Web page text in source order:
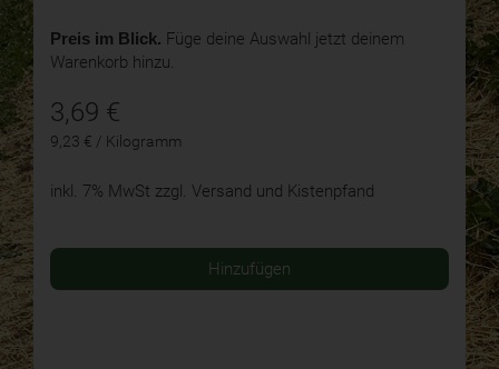
Preis im Blick. Füge deine Auswahl jetzt deinem
Warenkorb hinzu.
3,69 €
9,23 € / Kilogramm
inkl. 7% MwSt zzgl. Versand und Kistenpfand
Hinzufügen